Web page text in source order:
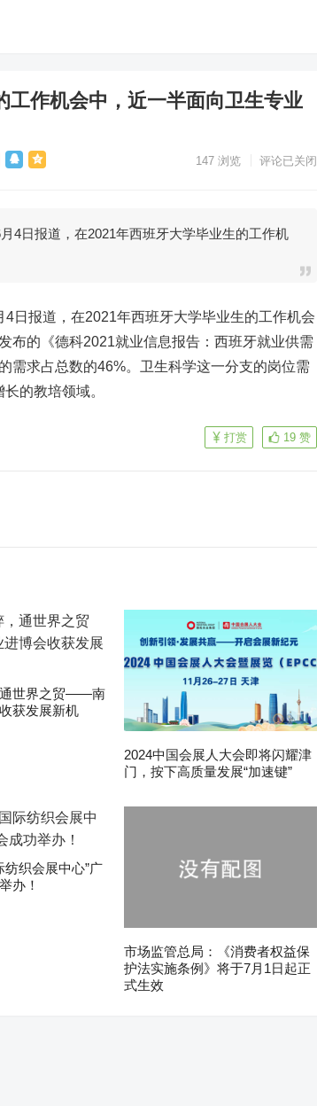
工作机会中，近一半面向卫生专业
147 浏览 评论已关闭
日报道，在2021年西班牙大学毕业生的工作机
报道，在2021年西班牙大学毕业生的工作机会
布的《德科2021就业信息报告：西班牙就业供需
需求占总数的46%。卫生科学这一分支的岗位需
的教培领域。
19 赞
打赏
通世界之贸——南
获发展新机
2024中国会展人大会即将闪耀津
门，按下高质量发展“加速键”
纺织会展中心”广
办！
市场监管总局：《消费者权益保
护法实施条例》将于7月1日起正
式生效